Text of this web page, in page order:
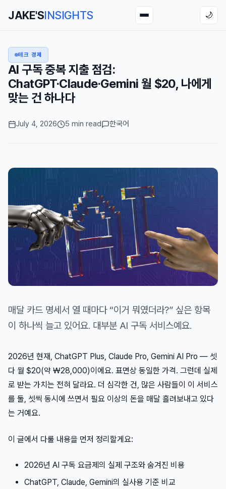
JAKE'SINSIGHTS 🌙
테크 경제
AI 구독 중복 지출 점검:
ChatGPT·Claude·Gemini 월 $20, 나에게
맞는 건 하나다
July 4, 2026 5 min read 한국어
매달 카드 명세서 열 때마다 “이거 뭐였더라?” 싶은 항목
이 하나씩 늘고 있어요. 대부분 AI 구독 서비스예요.
2026년 현재, ChatGPT Plus, Claude Pro, Gemini AI Pro — 셋
다 월 $20(약 ₩28,000)이에요. 표면상 동일한 가격. 그런데 실제
로 받는 가치는 전혀 달라요. 더 심각한 건, 많은 사람들이 이 서비스
를 둘, 셋씩 동시에 쓰면서 필요 이상의 돈을 매달 흘려보내고 있다
는 거예요.
이 글에서 다룰 내용을 먼저 정리할게요:
2026년 AI 구독 요금제의 실제 구조와 숨겨진 비용
ChatGPT, Claude, Gemini의 실사용 기준 비교